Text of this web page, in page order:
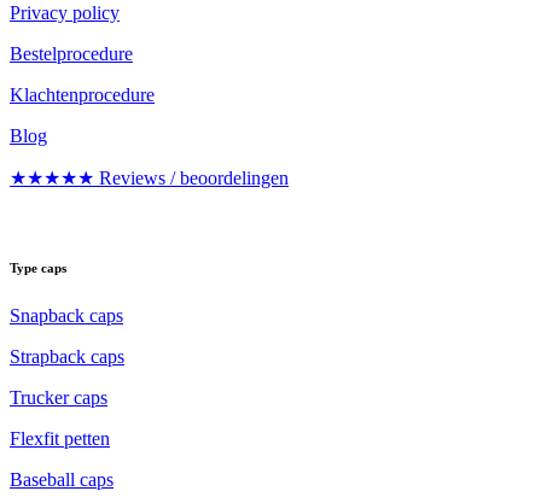
Privacy policy
Bestelprocedure
Klachtenprocedure
Blog
★★★★★ Reviews / beoordelingen
Type caps
Snapback caps
Strapback caps
Trucker caps
Flexfit petten
Baseball caps